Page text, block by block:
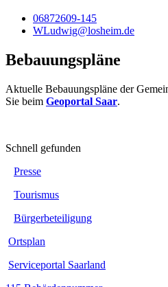
06872609-145
WLudwig@losheim.de
Bebauungspläne
Aktuelle Bebauungspläne der
Sie beim Geoportal Saar.
Schnell gefunden
Presse
Tourismus
Bürgerbeteiligung
Ortsplan
Serviceportal Saarland